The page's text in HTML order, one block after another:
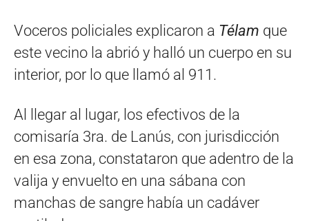
Voceros policiales explicaron a Télam que
este vecino la abrió y halló un cuerpo en su
interior, por lo que llamó al 911.
Al llegar al lugar, los efectivos de la
comisaría 3ra. de Lanús, con jurisdicción
en esa zona, constataron que adentro de la
valija y envuelto en una sábana con
manchas de sangre había un cadáver